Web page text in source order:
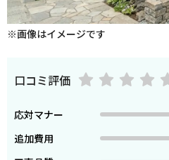
※画像はイメージです
口コミ評価
応対マナー
追加費用